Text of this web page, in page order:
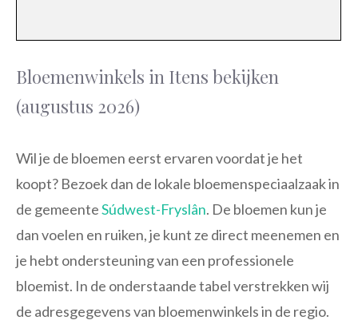
Bloemenwinkels in Itens bekijken
(augustus 2026)
Wil je de bloemen eerst ervaren voordat je het
koopt? Bezoek dan de lokale bloemenspeciaalzaak in
de gemeenteSúdwest-Fryslân. De bloemen kun je
dan voelen en ruiken, je kunt ze direct meenemen en
je hebt ondersteuning van een professionele
bloemist. In de onderstaande tabel verstrekken wij
de adresgegevens van bloemenwinkels in de regio.